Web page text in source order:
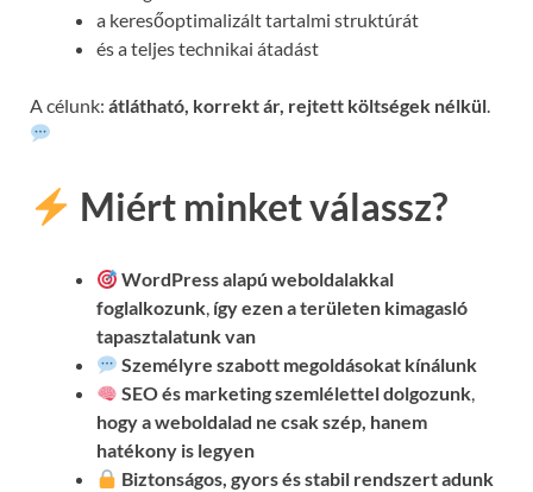
a keresőoptimalizált tartalmi struktúrát
és a teljes technikai átadást
A célunk: átlátható, korrekt ár, rejtett költségek nélkül
Miért minket válassz?
WordPress alapú weboldalakkal
foglalkozunk, így ezen a területen kimagasló
tapasztalatunk van
Személyre szabott megoldásokat kínálunk
SEO és marketing szemlélettel dolgozunk,
hogy a weboldalad ne csak szép, hanem
hatékony is legyen
Biztonságos, gyors és stabil rendszert adunk